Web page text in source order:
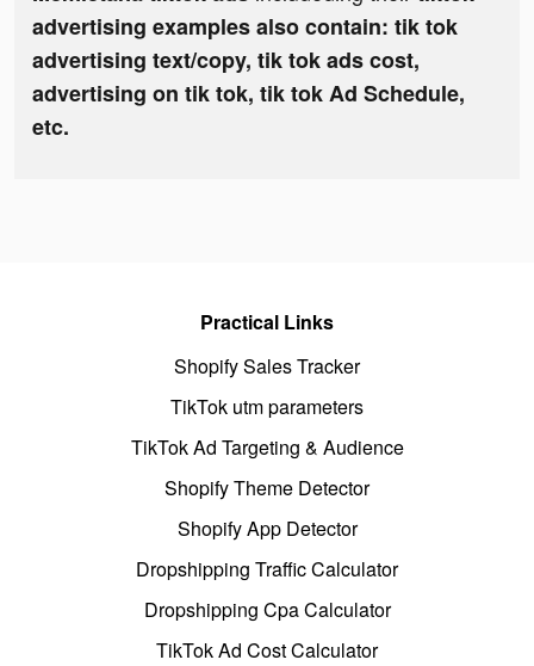
advertising examples also contain: tik tok
advertising text/copy, tik tok ads cost,
advertising on tik tok, tik tok Ad Schedule,
etc.
Practical Links
Shopify Sales Tracker
TikTok utm parameters
TikTok Ad Targeting & Audience
Shopify Theme Detector
Shopify App Detector
Dropshipping Traffic Calculator
Dropshipping Cpa Calculator
TikTok Ad Cost Calculator